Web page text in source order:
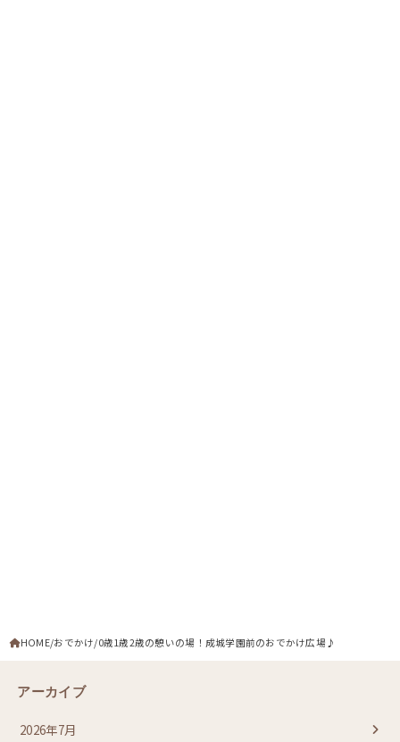
HOME おでかけ 0歳1歳2歳の憩いの場！成城学園前のおでかけ広場♪
アーカイブ
2026年7月